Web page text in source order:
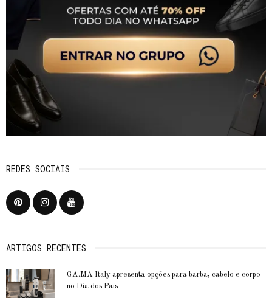
REDES SOCIAIS
ARTIGOS RECENTES
GA.MA Italy apresenta opções para barba, cabelo e corpo
no Dia dos Pais